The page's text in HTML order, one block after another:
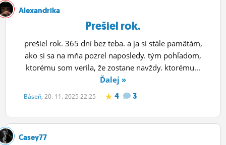
Alexandrika
Prešiel rok.
prešiel rok. 365 dní bez teba. a ja si stále pamätám,
ako si sa na mňa pozrel naposledy. tým pohľadom,
ktorému som verila, že zostane navždy. ktorému...
Ďalej »
Báseň, 20. 11. 2025 22:25 4 3
Casey77